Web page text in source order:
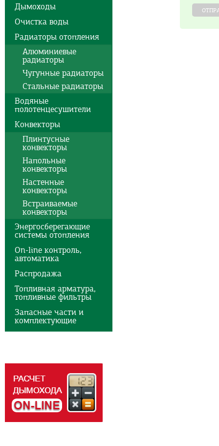
Дымоходы
Очистка воды
Радиаторы отопления
Алюминиевые
радиаторы
Чугунные радиаторы
Стальные радиаторы
Водяные
полотенцесушители
Конвекторы
Плинтусные
конвекторы
Напольные
конвекторы
Настенные
конвекторы
Встраиваемые
конвекторы
Энергосберегающие
системы отопления
On-line контроль,
автоматика
Распродажа
Топливная арматура,
топливные фильтры
Запасные части и
комплектующие